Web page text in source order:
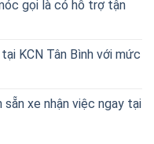
gọi là có hỗ trợ tận
KCN Tân Bình với mức
xe nhận việc ngay tại